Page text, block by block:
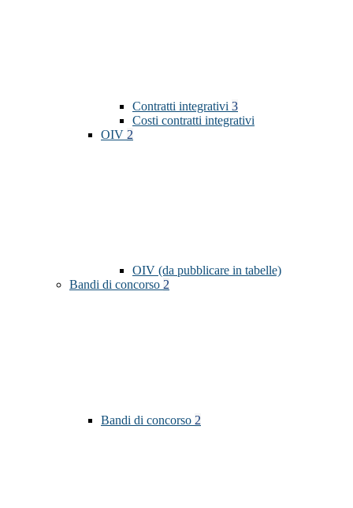
Contratti integrativi 3
Costi contratti integrativi
OIV 2
OIV (da pubblicare in tabelle)
Bandi di concorso 2
Bandi di concorso 2